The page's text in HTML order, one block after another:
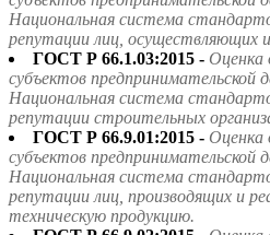
Национальная система
репутации лиц, осуществляющих
ГОСТ Р 66.1.03:2015 - Оценка
субъектов предпринимательской
Национальная система
репутации строительных
ГОСТ Р 66.9.01:2015 - Оценка
субъектов предпринимательской
Национальная система
репутации лиц, производящих и
техническую продукцию.